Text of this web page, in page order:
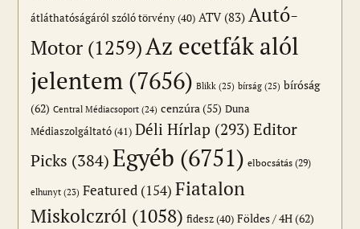
átláthatóságáról szóló törvény(40) ATV(83) Autó-
Motor (1259)Az ecetfák alól
jelentem (7656) Blikk (25) bírság (25) bíróság
(62) Central Médiacsoport (24) cenzúra(55) Duna
Médiaszolgáltató(41) Déli Hírlap (293) Editor
Picks (384)Egyéb (6751) elbocsátás (29)
elhunyt (23) Featured (154) Fiatalon
Miskolczról (1058) fidesz(40) Földes / 4H(62)